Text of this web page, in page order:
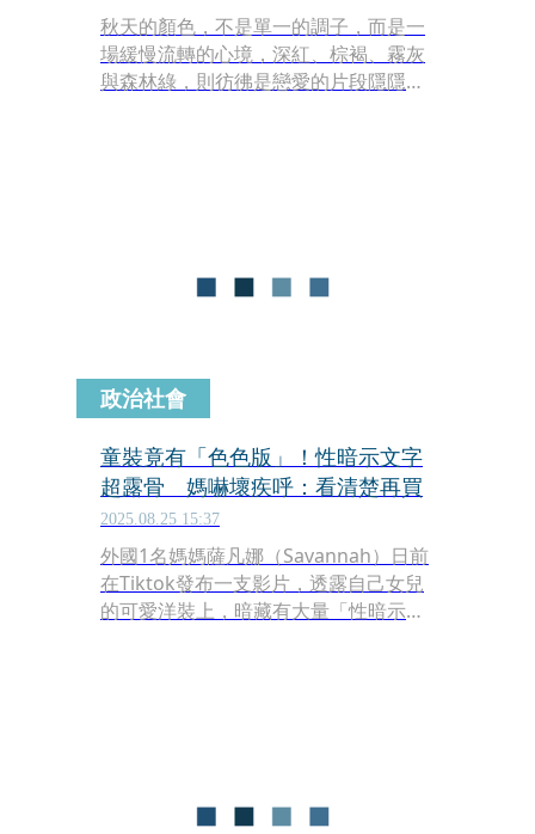
秋天的顏色，不是單一的調子，而是一
場緩慢流轉的心境，深紅、棕褐、霧灰
與森林綠，則彷彿是戀愛的片段隱隱交
政治社會
童裝竟有「色色版」！性暗示文字
超露骨 媽嚇壞疾呼：看清楚再買
2025.08.25 15:37
外國1名媽媽薩凡娜（Savannah）日前
在Tiktok發布一支影片，透露自己女兒
的可愛洋裝上，暗藏有大量「性暗示」